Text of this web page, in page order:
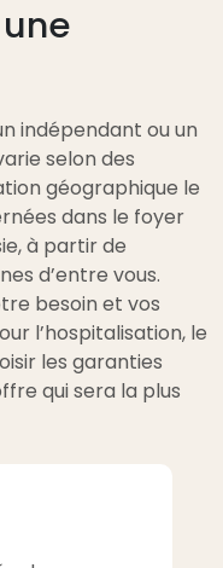
indépendant ou un
selon des
géographique le
dans le foyer
à partir de
d’entre vous.
besoin et vos
l’hospitalisation, le
les garanties
qui sera la plus